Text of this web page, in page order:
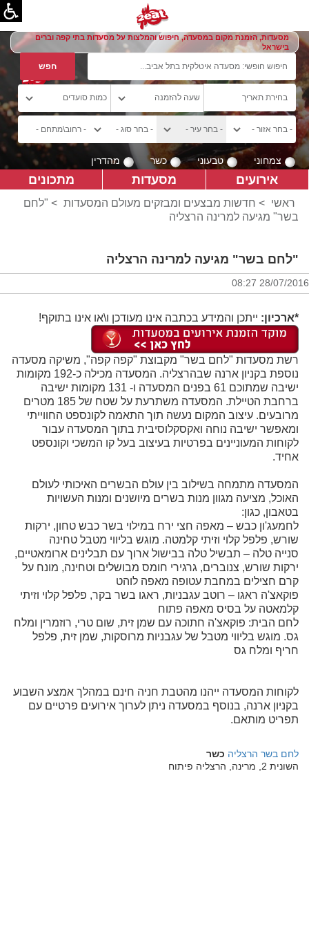
מסעדות, הזמנת מקום במסעדה, חיפוש והמלצות על מסעדות בתי קפה וברים
בישראל
צמחוני טבעוני כשר מהדרין
אירועים מסעדות מתכונים
ראשי > חדשות מבצעים ומבזקים מעולם המסעדות > "לחם
בשר" מגיעה למרינה הרצליה
"לחם בשר" מגיעה למרינה הרצליה
28/07/2016 08:27
*ארכיון: ייתכן והמידע בכתבה אינו מעודכן ו\או אינו בתוקף!
רשת מסעדות "לחם בשר" מקבוצת "קפה קפה", משיקה מסעדה
נוספת בקניון ארנה שבהרצליה. המסעדה מכילה כ-192 מקומות
ישיבה שמתוכם 61 בפנים המסעדה ו- 131 מקומות ישיבה
ברחבת הטיילת. המסעדה משתרעת על שטח של 185 מטרים
מרובעים. עיצוב המקום נעשה תוך התאמה לקונספט החווייתי
ומאפשר ישיבה נוחה ואקסקלוסיבית בתוך המסעדה עבור
לקוחות המעוניינים בפרטיות בעיצוב בעל קו המשכי וקונספט
אחיד.
המסעדה מתמחה בשילוב בין עולם הבשרים האיכותי לעולם
האוכל, מציעה מגוון מנות בשרים מיושנים ומנות העשויות
בטאבון, כגון:
לחמעג'ון כבש – מאפה חצי ירח במילוי בשר כבש טחון, ירקות
שורש, פלפל קלוי וזיתי קלמטה. מוגש בליווי מטבל טחינה
סנייה טלה – תבשיל טלה בבישול ארוך עם תבלינים ארומאטיים,
ירקות שורש, צנוברים, גרגירי חומס מבושלים וטחינה, מונח על
קרם חצילים במחבת עטופה מאפה לוהט
פוקאצ'ה ראגו – רוטב עגבניות, ראגו בשר בקר, פלפל קלוי וזיתי
קלמאטה על בסיס מאפה פתוח
לחם הבית: פוקאצ'ה חתוכה עם שמן זית, שום טרי, רוזמרין ומלח
גס. מוגש בליווי מטבל של עגבניות מרוסקות, שמן זית, פלפל
חריף ומלח גס
לקוחות המסעדה ייהנו מהטבת חניה חינם במהלך אמצע השבוע
בקניון ארנה, בנוסף במסעדה ניתן לערוך אירועים פרטיים עם
תפריט מותאם.
לחם בשר הרצליה כשר
השונית 2, מרינה, הרצליה פיתוח